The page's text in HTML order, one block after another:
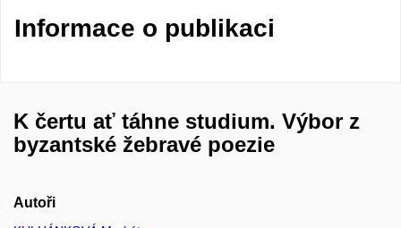
Informace o publikaci
K čertu ať táhne studium. Výbor z
byzantské žebravé poezie
Autoři